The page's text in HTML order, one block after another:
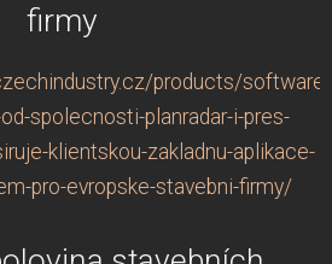
firmy
products/software-
spolecnosti-planradar-i-pres-
klientskou-zakladnu-aplikace-
pro-evropske-stavebni-firmy/